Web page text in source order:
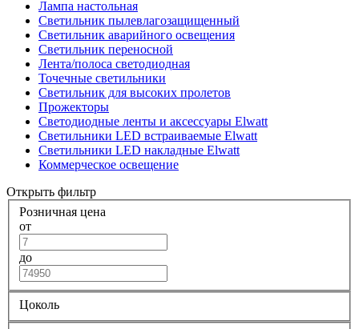
Лампа настольная
Светильник пылевлагозащищенный
Светильник аварийного освещения
Светильник переносной
Лента/полоса светодиодная
Точечные светильники
Светильник для высоких пролетов
Прожекторы
Светодиодные ленты и аксессуары Elwatt
Светильники LED встраиваемые Elwatt
Светильники LED накладные Elwatt
Коммерческое освещение
Открыть фильтр
Розничная цена
от
до
Цоколь